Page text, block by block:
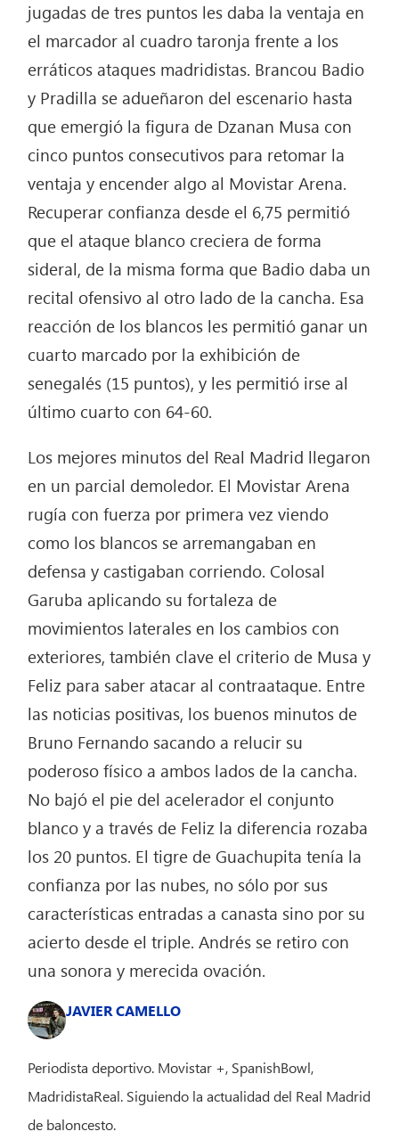
jugadas de tres puntos les daba la ventaja en
el marcador al cuadro taronja frente a los
erráticos ataques madridistas. Brancou Badio
y Pradilla se adueñaron del escenario hasta
que emergió la figura de Dzanan Musa con
cinco puntos consecutivos para retomar la
ventaja y encender algo al Movistar Arena.
Recuperar confianza desde el 6,75 permitió
que el ataque blanco creciera de forma
sideral, de la misma forma que Badio daba un
recital ofensivo al otro lado de la cancha. Esa
reacción de los blancos les permitió ganar un
cuarto marcado por la exhibición de
senegalés (15 puntos), y les permitió irse al
último cuarto con 64-60.
Los mejores minutos del Real Madrid llegaron
en un parcial demoledor. El Movistar Arena
rugía con fuerza por primera vez viendo
como los blancos se arremangaban en
defensa y castigaban corriendo. Colosal
Garuba aplicando su fortaleza de
movimientos laterales en los cambios con
exteriores, también clave el criterio de Musa y
Feliz para saber atacar al contraataque. Entre
las noticias positivas, los buenos minutos de
Bruno Fernando sacando a relucir su
poderoso físico a ambos lados de la cancha.
No bajó el pie del acelerador el conjunto
blanco y a través de Feliz la diferencia rozaba
los 20 puntos. El tigre de Guachupita tenía la
confianza por las nubes, no sólo por sus
características entradas a canasta sino por su
acierto desde el triple. Andrés se retiro con
una sonora y merecida ovación.
JAVIER CAMELLO
Periodista deportivo. Movistar +, SpanishBowl,
MadridistaReal. Siguiendo la actualidad del Real Madrid
de baloncesto.